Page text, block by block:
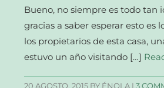
Bueno, no siempre es todo tan
gracias a saber esperar esto es
los propietarios de esta casa,
estuvo un año visitando […]
20 AGOSTO, 2015 BY ÉNOLA |3